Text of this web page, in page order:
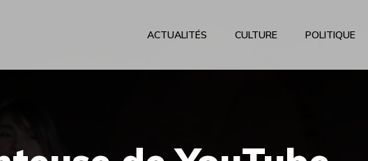
ACTUALITÉS CULTURE POLITIQUE